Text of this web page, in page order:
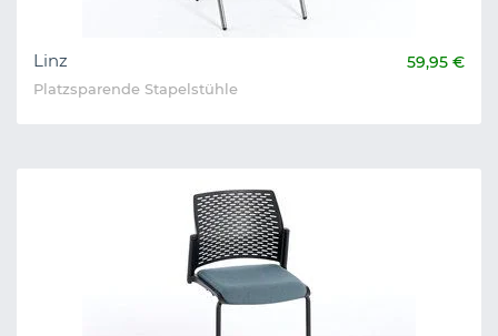
Linz 59,95 €
Platzsparende Stapelstühle